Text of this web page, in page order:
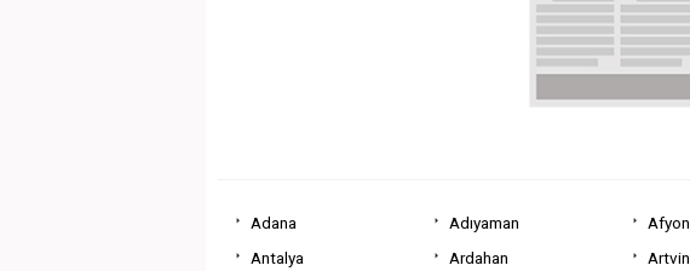
Adana Adıyaman Afyon
Antalya
Ardahan Artvin